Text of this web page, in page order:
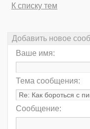
К списку тем
Добавить новое
Ваше имя:
Тема сообщения:
Сообщение: